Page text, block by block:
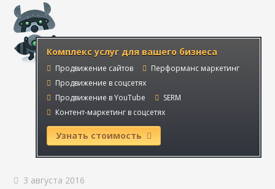
Комплекс услуг для вашего бизнеса
Продвижение сайтов
Перформанс маркетинг
Продвижение в соцсетях
Продвижение в YouTube
SERM
Контент-маркетинг в соцсетях
Узнать стоимость
3 августа 2016